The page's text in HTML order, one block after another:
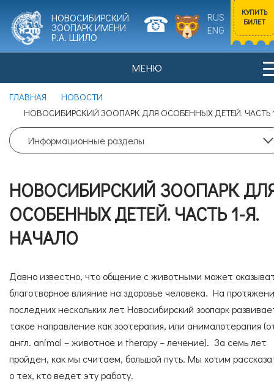
НОВОСИБИРСКИЙ
ЗООПАРК ИМЕНИ
Р.А. ШИЛО
RUS
ENG
КУПИТЬ
БИЛЕТ
Входной билет
Взрослый
0
Льготный
0
Цена билета: 350 рублей.
Согласие справилами поведения в зоопарке
Согласие справилами покупки электронных
билетов
МЕНЮ
НОВОСТИ ПОСЕТИТЕЛЯМ
ИСТОРИЯ ЗООПАРКА ЖИВОТНЫЕ
СПЕЦИАЛИСТЫ УСЛУГИ
ГОСТЕВАЯ КНИГА ОКАЗАТЬ ПОМОЩЬ
ГЛАВНАЯ
НОВОСТИ
НОВОСИБИРСКИЙ ЗООПАРК ДЛЯ ОСОБЕННЫХ ДЕТЕЙ. ЧАСТЬ
Информационные разделы
НОВОСИБИРСКИЙ ЗООПАРК
ОСОБЕННЫХ ДЕТЕЙ. ЧАСТЬ 1-Я.
НАЧАЛО
Давно известно, что общение с животными может
благотворное влияние на здоровье человека. На
последних нескольких лет Новосибирский зоопарк
такое направление как зоотерапия, или анималотерапия
англ. аnimal – животное и therapy – лечение). За семь лет
пройден, как мы считаем, большой путь. Мы хотим
о тех, кто ведет эту работу.